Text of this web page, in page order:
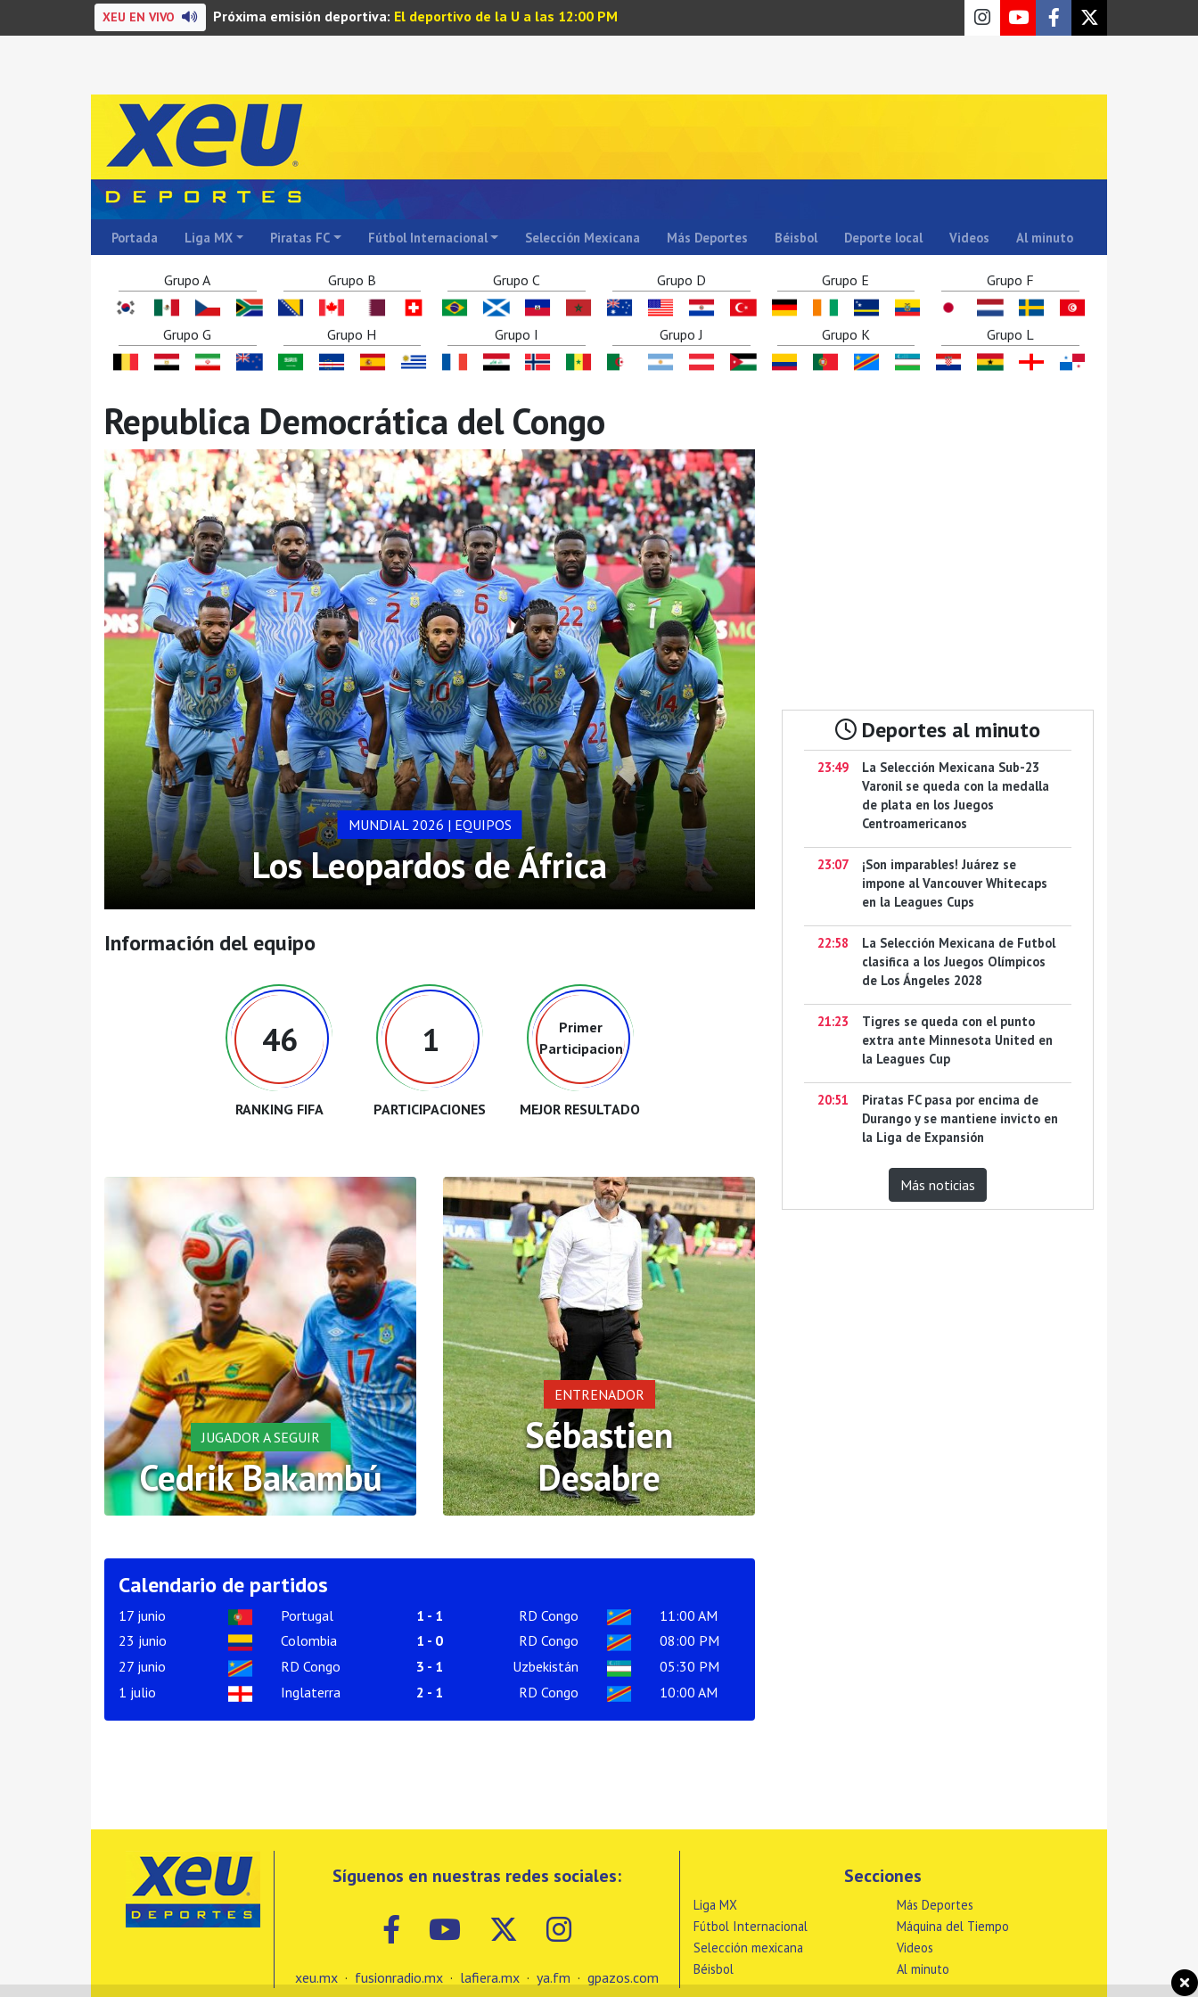
XEU EN VIVO Próxima emisión deportiva: El deportivo de la U a las 12:00 PM
Portada Liga MX Piratas FC Fútbol Internacional Selección Mexicana Más Deportes Béisbol Deporte local Videos Al minuto
Grupo A Grupo B Grupo C Grupo D Grupo E Grupo F
Grupo G Grupo H Grupo I Grupo J Grupo K Grupo L
Republica Democrática del Congo
MUNDIAL 2026 | EQUIPOS
Los Leopardos de África
Información del equipo
46
RANKING FIFA
1
PARTICIPACIONES
Primer
Participacion
MEJOR RESULTADO
JUGADOR A SEGUIR
Cedrik Bakambú
ENTRENADOR
Sébastien
Desabre
Calendario de partidos
17 junio Portugal 1 - 1 RD Congo
11:00 AM
23 junio
Colombia 1 - 0 RD Congo
08:00 PM
27 junio
RD Congo 3 - 1 Uzbekistán
05:30 PM
1 julio
Inglaterra 2 - 1 RD Congo 10:00 AM
Deportes al minuto
23:49
La Selección Mexicana Sub-23
Varonil se queda con la medalla
de plata en los Juegos
Centroamericanos
23:07
¡Son imparables! Juárez se
impone al Vancouver Whitecaps
en la Leagues Cups
22:58
La Selección Mexicana de Futbol
clasifica a los Juegos Olímpicos
de Los Ángeles 2028
21:23
Tigres se queda con el punto
extra ante Minnesota United en
la Leagues Cup
20:51
Piratas FC pasa por encima de
Durango y se mantiene invicto en
la Liga de Expansión
Más noticias
Síguenos en nuestras redes sociales:
xeu.mx · fusionradio.mx · lafiera.mx · ya.fm · gpazos.com
Secciones
Liga MX
Fútbol Internacional
Selección mexicana
Béisbol
Más Deportes
Máquina del Tiempo
Videos
Al minuto